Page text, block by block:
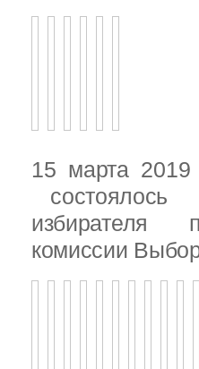
15 марта
состоялось
избирателя
комиссии